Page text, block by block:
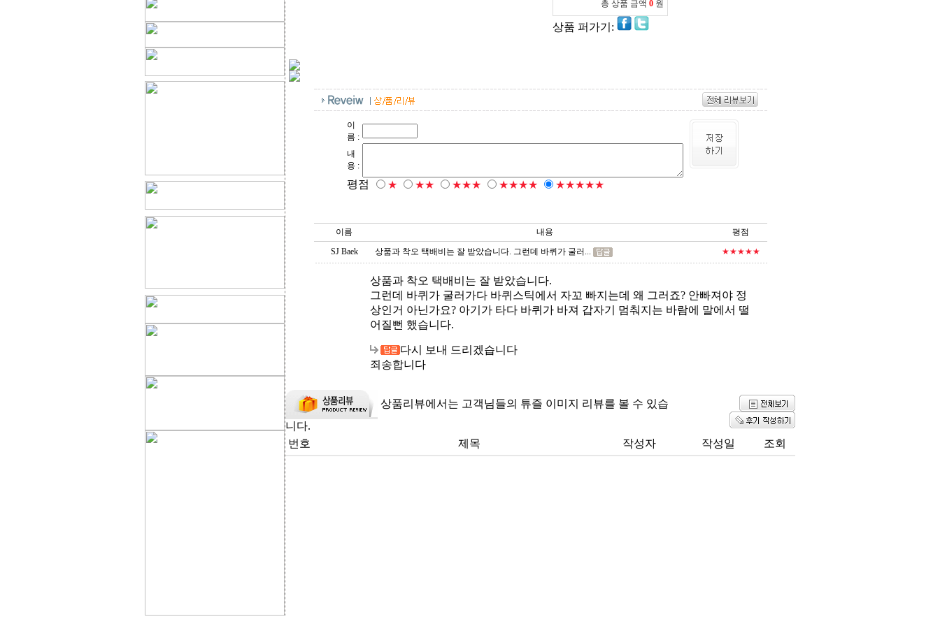
총 상품 금액 0 원
상품 퍼가기:
이
름 :
내
용 :
평점 ★ ★★ ★★★ ★★★★ ★★★★★
이름 내용
평점
SJ Baek
상품과 착오 택배비는 잘 받았습니다. 그런데 바퀴가 굴러... ★★★★★
상품과 착오 택배비는 잘 받았습니다.
그런데 바퀴가 굴러가다 바퀴스틱에서 자꼬 빠지는데 왜 그러죠? 안빠져야 정
상인거 아닌가요? 아기가 타다 바퀴가 바져 갑자기 멈춰지는 바람에 말에서 떨
어질뻔 했습니다.
다시 보내 드리겠습니다
죄송합니다
상품리뷰에서는 고객님들의 튜즐 이미지 리뷰를 볼 수 있습
니다.
번호
제목 작성자 작성일 조회